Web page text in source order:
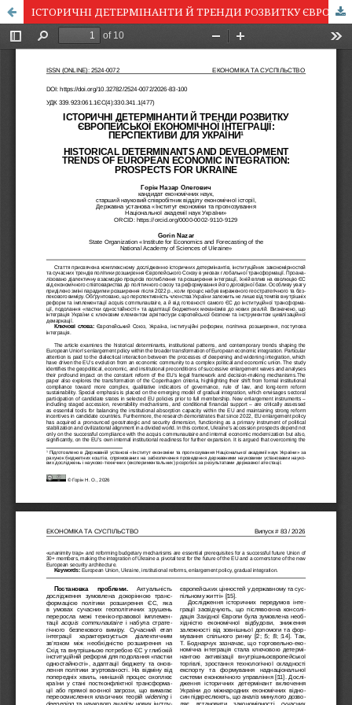
ІСТОРИЧНІ ДЕТЕРМІНАНТИ Й ТРЕНДИ РОЗВИТКУ ЄВРОПЕЙСЬКОЇ ЕКОНОМІЧНОЇ ІНТЕГРАЦІЇ: ПЕРСПЕКТИВИ ДЛЯ УКРАЇНИ